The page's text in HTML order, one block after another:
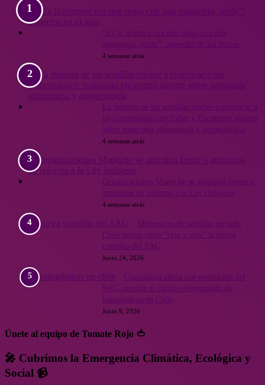
4 semanas atrás
4 semanas atrás
4 semanas atrás
Junio 24, 2026
SAG permite el cultivo desregulado de
Junio 9, 2026
Únete al equipo de Tomate Rojo 🍅
🎤 Cubrimos la Emergencia Climática, Ecológica y
Social 📹